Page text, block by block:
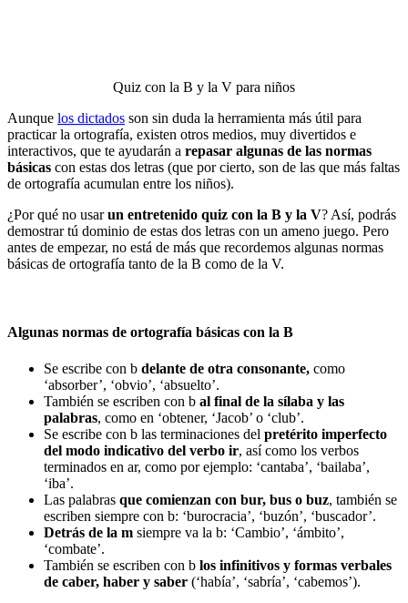
Quiz con la B y la V para niños
Aunque los dictados son sin duda la herramienta más útil para
practicar la ortografía, existen otros medios, muy divertidos e
interactivos, que te ayudarán a repasar algunas de las normas
básicas con estas dos letras (que por cierto, son de las que más faltas
de ortografía acumulan entre los niños).
¿Por qué no usarun entretenido quiz con la B y la V? Así, podrás
demostrar tú dominio de estas dos letras con un ameno juego. Pero
antes de empezar, no está de más que recordemos algunas normas
básicas de ortografía tanto de la B como de la V.
Algunas normas de ortografía básicas con la B
Se escribe con b delante de otra consonante, como
‘absorber’, ‘obvio’, ‘absuelto’.
También se escriben con b al final de la sílaba y las
palabras, como en ‘obtener, ‘Jacob’ o ‘club’.
Se escribe con b las terminaciones del pretérito imperfecto
del modo indicativo del verbo ir, así como los verbos
terminados en ar, como por ejemplo: ‘cantaba’, ‘bailaba’,
‘iba’.
Las palabras que comienzan con bur, bus o buz, también se
escriben siempre con b: ‘burocracia’, ‘buzón’, ‘buscador’.
Detrás de la m siempre va la b: ‘Cambio’, ‘ámbito’,
‘combate’.
También se escriben con b los infinitivos y formas verbales
de caber, haber y saber (‘había’, ‘sabría’, ‘cabemos’).